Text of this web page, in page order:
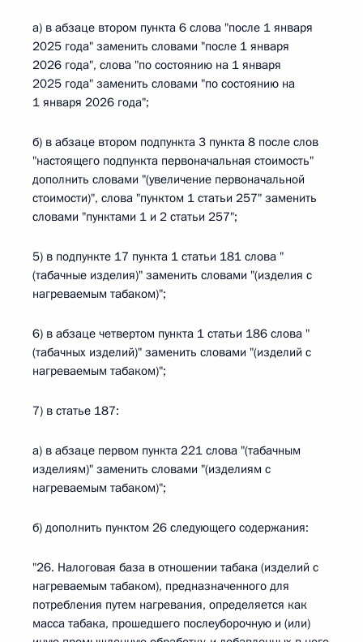
а) в абзаце втором пункта 6 слова "после 1 января
2025 года" заменить словами "после 1 января
2026 года", слова "по состоянию на 1 января
2025 года" заменить словами "по состоянию на
1 января 2026 года";
б) в абзаце втором подпункта 3 пункта 8 после слов
"настоящего подпункта первоначальная стоимость"
дополнить словами "(увеличение первоначальной
стоимости)", слова "пунктом 1 статьи 257" заменить
словами "пунктами 1 и 2 статьи 257";
5) в подпункте 17 пункта 1 статьи 181 слова "
(табачные изделия)" заменить словами "(изделия с
нагреваемым табаком)";
6) в абзаце четвертом пункта 1 статьи 186 слова "
(табачных изделий)" заменить словами "(изделий с
нагреваемым табаком)";
7) в статье 187:
а) в абзаце первом пункта 221 слова "(табачным
изделиям)" заменить словами "(изделиям с
нагреваемым табаком)";
б) дополнить пунктом 26 следующего содержания:
"26. Налоговая база в отношении табака (изделий с
нагреваемым табаком), предназначенного для
потребления путем нагревания, определяется как
масса табака, прошедшего послеуборочную и (или)